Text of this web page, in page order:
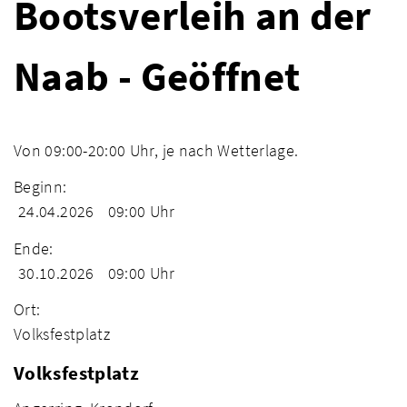
Bootsverleih an der
Naab - Geöffnet
Von 09:00-20:00 Uhr, je nach Wetterlage.
Beginn:
24.04.2026
09:00 Uhr
Ende:
30.10.2026
09:00 Uhr
Ort:
Volksfestplatz
Volksfestplatz